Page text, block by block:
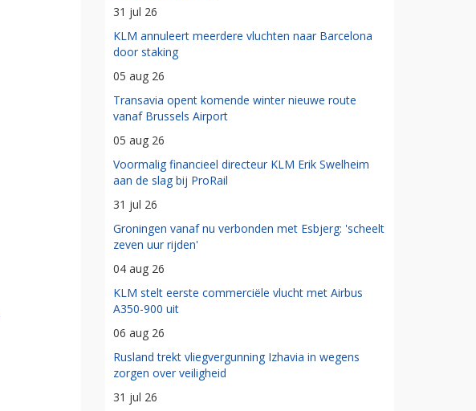
31 jul 26
KLM annuleert meerdere vluchten naar Barcelona
door staking
05 aug 26
Transavia opent komende winter nieuwe route
vanaf Brussels Airport
05 aug 26
Voormalig financieel directeur KLM Erik Swelheim
aan de slag bij ProRail
31 jul 26
Groningen vanaf nu verbonden met Esbjerg: 'scheelt
zeven uur rijden'
04 aug 26
KLM stelt eerste commerciële vlucht met Airbus
A350-900 uit
06 aug 26
Rusland trekt vliegvergunning Izhavia in wegens
zorgen over veiligheid
31 jul 26